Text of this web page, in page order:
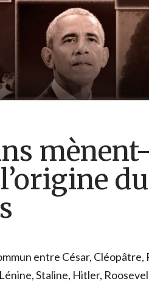
entre César, Cléopâtre,
Staline, Hitler,